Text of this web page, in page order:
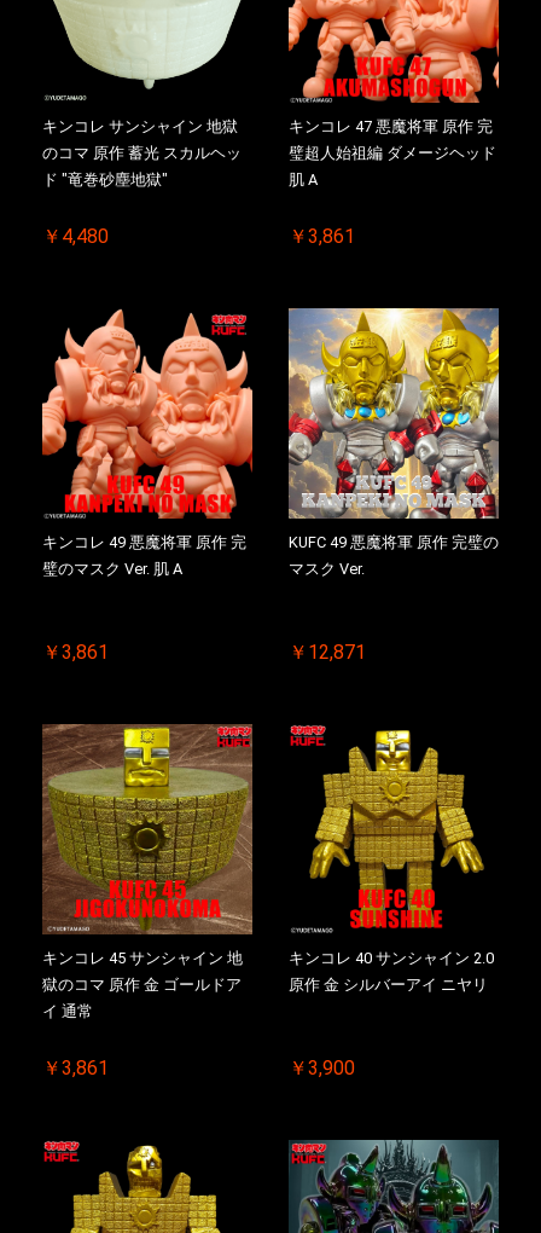
キンコレ サンシャイン 地獄
のコマ 原作 蓄光 スカルヘッ
ド "竜巻砂塵地獄"
￥4,480
キンコレ 47 悪魔将軍 原作 完
璧超人始祖編 ダメージヘッド
肌 A
￥3,861
キンコレ 49 悪魔将軍 原作 完
璧のマスク Ver. 肌 A
￥3,861
KUFC 49 悪魔将軍 原作 完璧の
マスク Ver.
￥12,871
キンコレ 45 サンシャイン 地
獄のコマ 原作 金 ゴールドア
イ 通常
￥3,861
キンコレ 40 サンシャイン 2.0
原作 金 シルバーアイ ニヤリ
￥3,900